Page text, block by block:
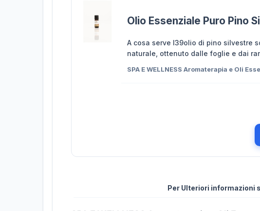
Olio Essenziale Puro Pino
A cosa serve l39olio di pino silvestre
naturale, ottenuto dalle foglie e dai
SPA E WELLNESS Aromaterapia e Oli
Per Ulteriori informazioni